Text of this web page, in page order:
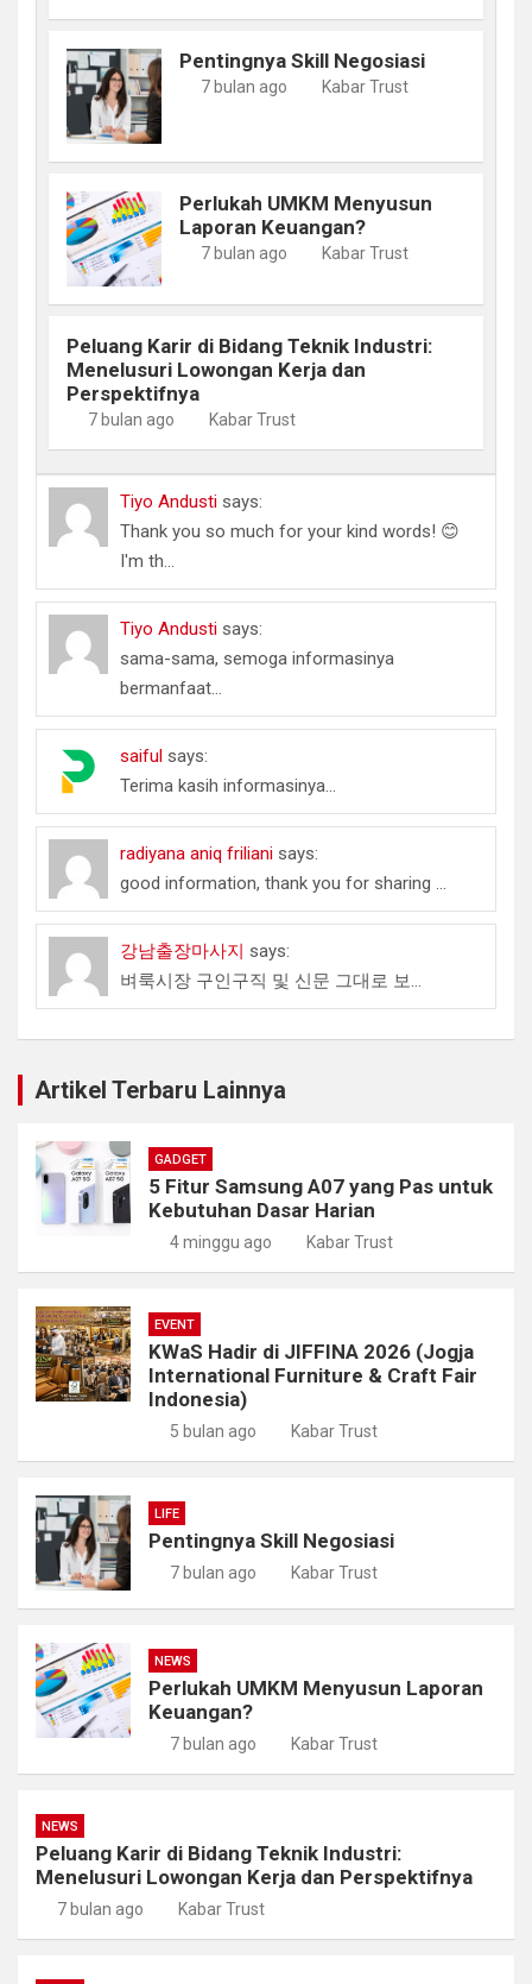
Pentingnya Skill Negosiasi
7 bulan ago Kabar Trust
Perlukah UMKM Menyusun
Laporan Keuangan?
7 bulan ago Kabar Trust
Peluang Karir di Bidang Teknik Industri:
Menelusuri Lowongan Kerja dan
Perspektifnya
7 bulan ago Kabar Trust
Tiyo Andusti says:
Thank you so much for your kind words! 😊
I'm th...
Tiyo Andusti says:
sama-sama, semoga informasinya
bermanfaat...
saiful says:
Terima kasih informasinya...
radiyana aniq friliani says:
good information, thank you for sharing ...
강남출장마사지 says:
벼룩시장 구인구직 및 신문 그대로 보...
Artikel Terbaru Lainnya
GADGET
5 Fitur Samsung A07 yang Pas untuk
Kebutuhan Dasar Harian
4 minggu ago Kabar Trust
EVENT
KWaS Hadir di JIFFINA 2026 (Jogja
International Furniture & Craft Fair
Indonesia)
5 bulan ago Kabar Trust
LIFE
Pentingnya Skill Negosiasi
7 bulan ago Kabar Trust
NEWS
Perlukah UMKM Menyusun Laporan
Keuangan?
7 bulan ago Kabar Trust
NEWS
Peluang Karir di Bidang Teknik Industri:
Menelusuri Lowongan Kerja dan Perspektifnya
7 bulan ago Kabar Trust